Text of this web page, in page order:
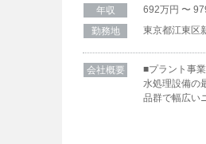
年収
692万円 〜
勤務地
東京都江東区
会社概要
■プラント事
水処理設備の
品群で幅広い